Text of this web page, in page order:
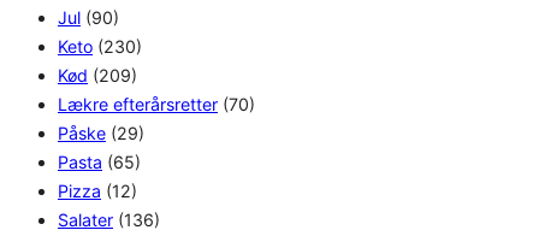
Jul (90)
Keto (230)
Kød (209)
Lækre efterårsretter (70)
Påske (29)
Pasta (65)
Pizza (12)
Salater (136)